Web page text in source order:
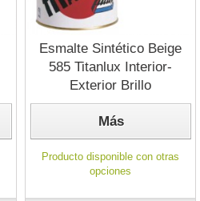
Esmalte Sintético Beige
585 Titanlux Interior-
Exterior Brillo
Más
Producto disponible con otras
opciones